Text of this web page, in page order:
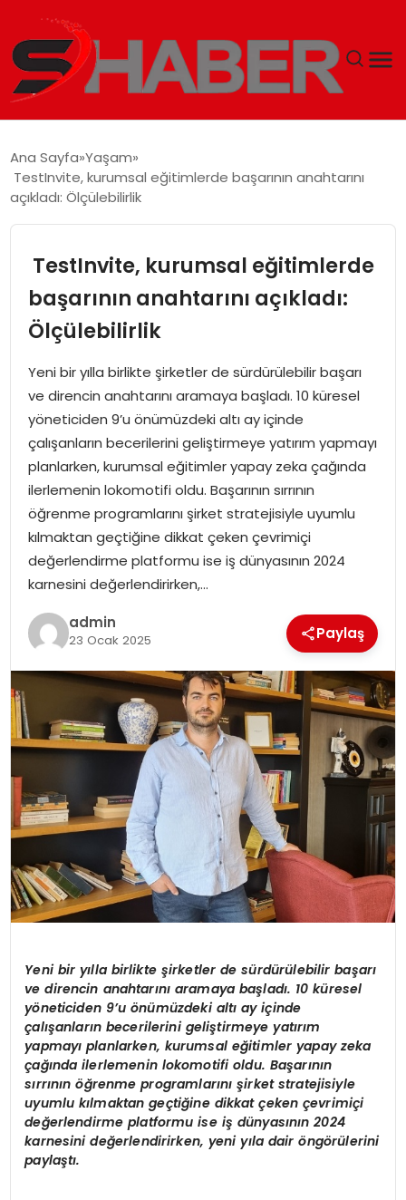
MAGAZIN
EKONOMI
SIYASET
EĞITIM
YAŞAM
Ana Sayfa Yaşam
TestInvite, kurumsal eğitimlerde başarının anahtarını
açıkladı: Ölçülebilirlik
TestInvite, kurumsal eğitimlerde
başarının anahtarını açıkladı:
Ölçülebilirlik
Yeni bir yılla birlikte şirketler de sürdürülebilir başarı
ve direncin anahtarını aramaya başladı. 10 küresel
yöneticiden 9’u önümüzdeki altı ay içinde
çalışanların becerilerini geliştirmeye yatırım yapmayı
planlarken, kurumsal eğitimler yapay zeka çağında
ilerlemenin lokomotifi oldu. Başarının sırrının
öğrenme programlarını şirket stratejisiyle uyumlu
kılmaktan geçtiğine dikkat çeken çevrimiçi
değerlendirme platformu ise iş dünyasının 2024
karnesini değerlendirirken,…
admin
23 Ocak 2025 Paylaş
Yeni bir yılla birlikte şirketler de sürdürülebilir başarı
ve direncin anahtarını aramaya başladı. 10 küresel
yöneticiden 9’uönümüzdeki altı ay içinde
çalışanların becerilerini geliştirmeye yatırım
yapmayıplanlarken, kurumsal eğitimler yapay zeka
çağında ilerlemenin lokomotifi oldu. Başarının
sırrınınöğrenme programlarını şirket stratejisiyle
uyumlu kılmaktan geçtiğine dikkatçekençevrimiçi
değerlendirme platformu ise iş dünyasının 2024
karnesini değerlendirirken, yeni yıla dairöngörülerini
paylaştı.